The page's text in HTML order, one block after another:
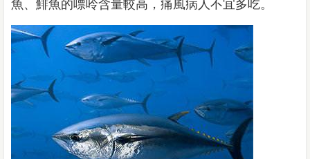
魚、鯡魚的嘌呤含量較高，痛風病人不宜多吃。